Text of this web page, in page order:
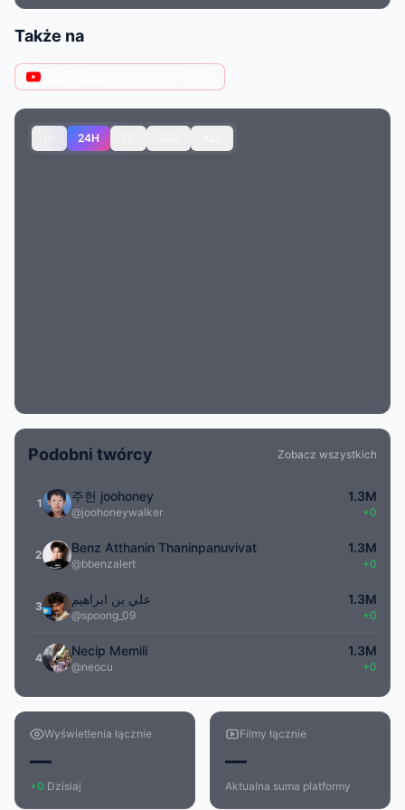
Także na
24H
Podobni twórcy Zobacz wszystkich
1 주헌 joohoney
@joohoneywalker
1.3M
+0
2 Benz Atthanin Thaninpanuvivat
@bbenzalert
1.3M
+0
3 علي بن ابراهيم
@spoong_09
1.3M
+0
4 Necip Memili
@neocu
1.3M
+0
Wyświetlenia łącznie
—
+0 Dzisiaj
Filmy łącznie
—
Aktualna suma platformy